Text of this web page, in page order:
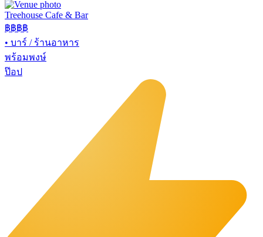
Treehouse Cafe & Bar
฿฿฿฿
• บาร์ / ร้านอาหาร
พร้อมพงษ์
ป๊อป